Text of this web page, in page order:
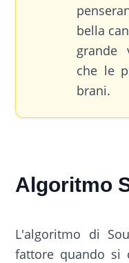
bella
grande
che le
brani.
Algoritmo
L'algoritmo di
fattore quando si